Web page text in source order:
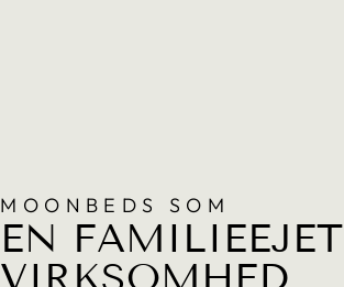
MOONBEDS SOM
EN FAMILIEEJET